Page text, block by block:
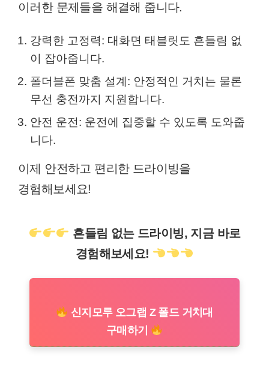
이러한 문제들을 해결해 줍니다.
강력한 고정력: 대화면 태블릿도 흔들림 없
이 잡아줍니다.
폴더블폰 맞춤 설계: 안정적인 거치는 물론
무선 충전까지 지원합니다.
안전 운전: 운전에 집중할 수 있도록 도와줍
니다.
이제 안전하고 편리한 드라이빙을
경험해보세요!
흔들림 없는 드라이빙, 지금 바로
경험해보세요!
신지모루 오그랩 Z 폴드 거치대
구매하기